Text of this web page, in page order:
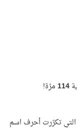
114مرّة!
التي تكرّرت أحرف اسم